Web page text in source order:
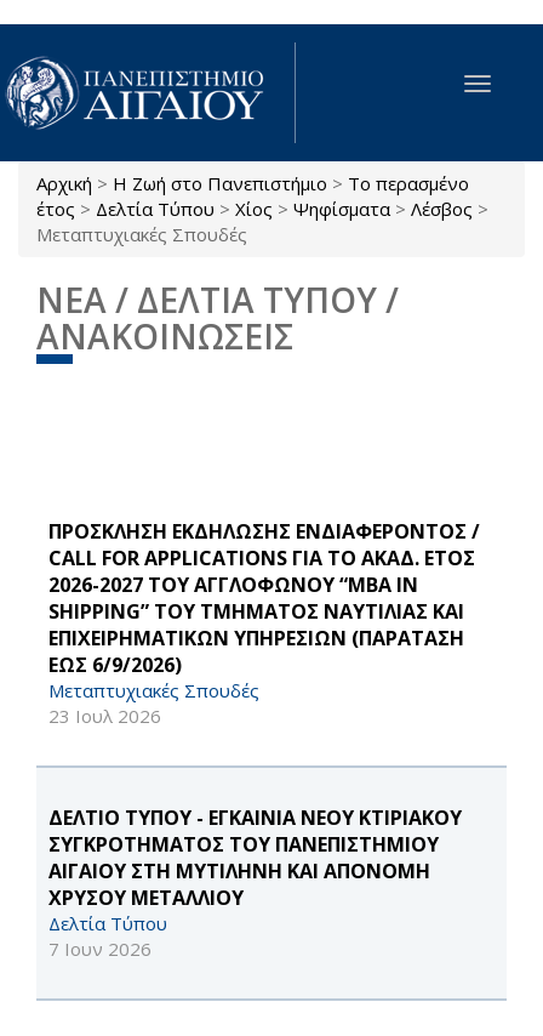
Παράκαμψη προς το κυρίως περιεχόμενο
Toggle
Είστε εδώ
Αρχική > Η Ζωή στο Πανεπιστήμιο > Το περασμένο
έτος > Δελτία Τύπου > Χίος > Ψηφίσματα > Λέσβος >
Μεταπτυχιακές Σπουδές
ΝΕΑ / ΔΕΛΤΙΑ ΤΥΠΟΥ /
ΑΝΑΚΟΙΝΩΣΕΙΣ
ΠΡΟΣΚΛΗΣΗ ΕΚΔΗΛΩΣΗΣ ΕΝΔΙΑΦΕΡΟΝΤΟΣ /
CALL FOR APPLICATIONS ΓΙΑ ΤΟ ΑΚΑΔ. ΕΤΟΣ
2026-2027 ΤΟΥ ΑΓΓΛΟΦΩΝΟΥ “MBA IN
SHIPPING” ΤΟΥ ΤΜΗΜΑΤΟΣ ΝΑΥΤΙΛΙΑΣ ΚΑΙ
ΕΠΙΧΕΙΡΗΜΑΤΙΚΩΝ ΥΠΗΡΕΣΙΩΝ (ΠΑΡΑΤΑΣΗ
ΕΩΣ 6/9/2026)
Μεταπτυχιακές Σπουδές
23 Ιουλ 2026
ΔΕΛΤΙΟ ΤΥΠΟΥ - ΕΓΚΑΙΝΙΑ ΝΕΟΥ ΚΤΙΡΙΑΚΟΥ
ΣΥΓΚΡΟΤΗΜΑΤΟΣ ΤΟΥ ΠΑΝΕΠΙΣΤΗΜΙΟΥ
ΑΙΓΑΙΟΥ ΣΤΗ ΜΥΤΙΛΗΝΗ ΚΑΙ ΑΠΟΝΟΜΗ
ΧΡΥΣΟΥ ΜΕΤΑΛΛΙΟΥ
Δελτία Τύπου
7 Ιουν 2026